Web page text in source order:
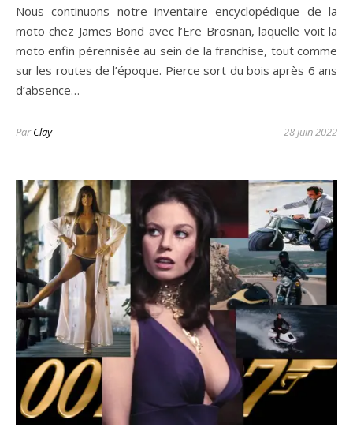
Nous continuons notre inventaire encyclopédique de la
moto chez James Bond avec l’Ere Brosnan, laquelle voit la
moto enfin pérennisée au sein de la franchise, tout comme
sur les routes de l’époque. Pierce sort du bois après 6 ans
d’absence…
ParClay 28 juin 2022